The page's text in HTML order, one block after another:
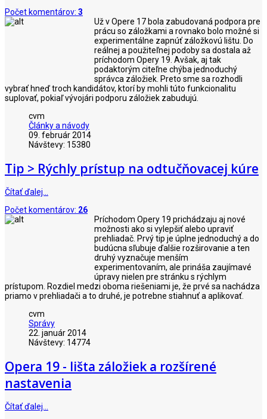
Počet komentárov: 3
Už v Opere 17 bola zabudovaná podpora pre
prácu so záložkami a rovnako bolo možné si
experimentálne zapnúť záložkovú lištu. Do
reálnej a použiteľnej podoby sa dostala až
príchodom Opery 19. Avšak, aj tak
podaktorým citeľne chýba jednoduchý
správca záložiek. Preto sme sa rozhodli
vybrať hneď troch kandidátov, ktorí by mohli túto funkcionalitu
suplovať, pokiaľ vývojári podporu záložiek zabudujú.
cvm
Články a návody
09. február 2014
Návštevy: 15380
Tip > Rýchly prístup na odtučňovacej kúre
Čítať ďalej…
Počet komentárov: 26
Príchodom Opery 19 prichádzaju aj nové
možnosti ako si vylepšiť alebo upraviť
prehliadač. Prvý tip je úplne jednoduchý a do
budúcna sľubuje ďalšie rozširovanie a ten
druhý vyznačuje menším
experimentovaním, ale prináša zaujímavé
úpravy nielen pre stránku s rýchlym
prístupom. Rozdiel medzi oboma riešeniami je, že prvé sa nachádza
priamo v prehliadači a to druhé, je potrebne stiahnuť a aplikovať.
cvm
Správy
22. január 2014
Návštevy: 14774
Opera 19 - lišta záložiek a rozšírené
nastavenia
Čítať ďalej…